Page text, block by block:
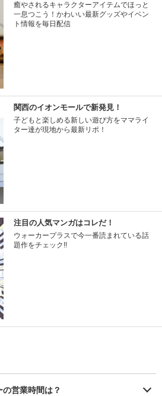
癒やされるキャラクターアイテムでほっと
一息つこう！かわいい最新グッズやイベン
ト情報を毎日配信
関西のイオンモールで新発見！
子どもと楽しめる新しい遊び方をママライ
ター達が現地から最新リポ！
注目の人気マンガはコレだ！
ウォーカープラスで今一番読まれている話
題作をチェック!!
営業時間は？